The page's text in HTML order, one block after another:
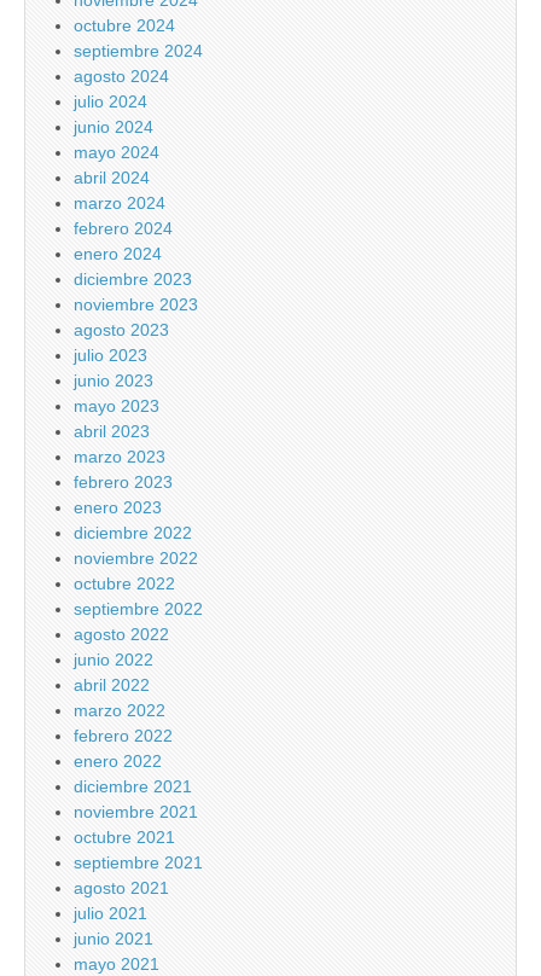
octubre 2024
septiembre 2024
agosto 2024
julio 2024
junio 2024
mayo 2024
abril 2024
marzo 2024
febrero 2024
enero 2024
diciembre 2023
noviembre 2023
agosto 2023
julio 2023
junio 2023
mayo 2023
abril 2023
marzo 2023
febrero 2023
enero 2023
diciembre 2022
noviembre 2022
octubre 2022
septiembre 2022
agosto 2022
junio 2022
abril 2022
marzo 2022
febrero 2022
enero 2022
diciembre 2021
noviembre 2021
octubre 2021
septiembre 2021
agosto 2021
julio 2021
junio 2021
mayo 2021